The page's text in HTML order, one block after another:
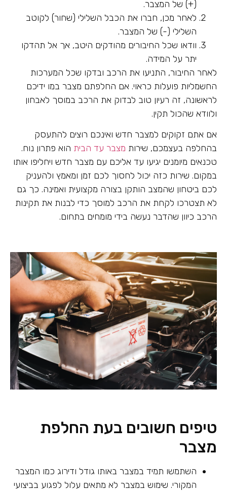
(+) של המצבר.
לאחר מכן, חברו את הכבל השלילי (שחור) לקוטב
השלילי (-) של המצבר.
וודאו שכל החיבורים מהודקים היטב, אך אל תהדקו
יתר על המידה.
לאחר החיבור, התניעו את הרכב ובדקו שכל המערכות
החשמליות פועלות כראוי. אם החלפתם מצבר במו ידיכם
לראשונה, זה רעיון טוב לבדוק את הרכב במוסך לאבחון
ולוודא שהכול תקין.
אם אתם זקוקים למצבר חדש ואינכם רוצים להתעסק
בהחלפה בעצמכם, שירות מצבר עד הבית הוא פתרון נוח.
טכנאים מיומנים יגיעו עד אליכם עם מצבר חדש ויחליפו אותו
במקום. שירות כזה יכול לחסוך לכם זמן ומאמץ ולהעניק
לכם ביטחון שהמצב הותקן בצורה מקצועית ואמינה. כך גם
לא תצטרכו לקחת את הרכב למוסך כדי לבנות את תקינות
הרכב כיוון שהדבר נעשה בידי מומחים בתחום.
טיפים חשובים בעת החלפת
מצבר
השתמשו תמיד במצבר באותו גודל ודירוג כמו המצבר
המקורי. שימוש במצבר לא מתאים עלול לפגוע בביצועי